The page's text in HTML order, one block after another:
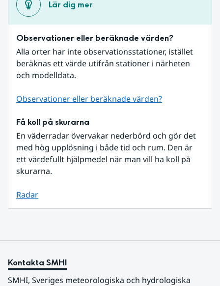
Lär dig mer
Observationer eller beräknade värden?
Alla orter har inte observationsstationer, istället
beräknas ett värde utifrån stationer i närheten
och modelldata.
Observationer eller beräknade värden?
Få koll på skurarna
En väderradar övervakar nederbörd och gör det
med hög upplösning i både tid och rum. Den är
ett värdefullt hjälpmedel när man vill ha koll på
skurarna.
Radar
Kontakta SMHI
SMHI, Sveriges meteorologiska och hydrologiska